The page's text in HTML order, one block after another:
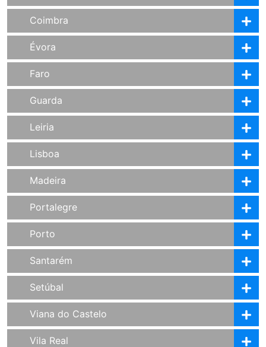
Coimbra
Évora
Faro
Guarda
Leiria
Lisboa
Madeira
Portalegre
Porto
Santarém
Setúbal
Viana do Castelo
Vila Real